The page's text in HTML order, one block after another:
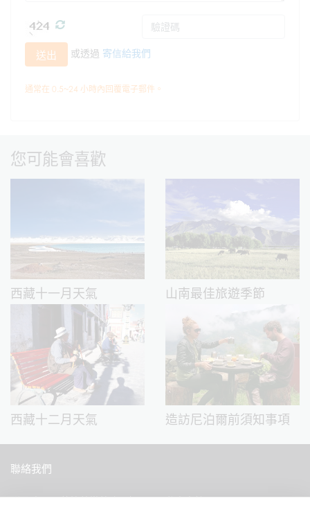
送出 或透過 寄信給我們
通常在 0.5~24 小時內回覆電子郵件。
您可能會喜歡
西藏十一月天氣 山南最佳旅遊季節
西藏十二月天氣 造訪尼泊爾前須知事項
聯絡我們
中國西藏拉薩當惹路8號 Dava 私人會館